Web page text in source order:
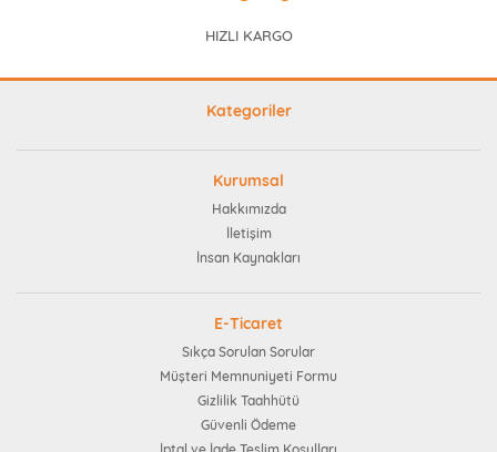
HIZLI KARGO
Kategoriler
Kurumsal
Hakkımızda
İletişim
İnsan Kaynakları
E-Ticaret
Sıkça Sorulan Sorular
Müşteri Memnuniyeti Formu
Gizlilik Taahhütü
Güvenli Ödeme